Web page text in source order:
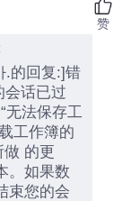
.的回复:]错
会话已过
无法保存工
工作簿的
更
。如果数
束您的会
赞